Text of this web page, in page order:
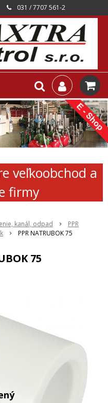
031 / 7707 561-2
veľkoobchod a
firmy
kanál, odpad
PPR
PPR NATRUBOK 75
75